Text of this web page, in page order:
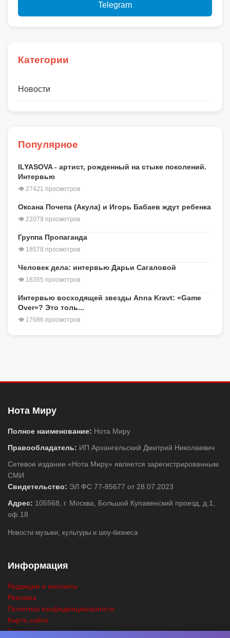
Telegram
Категории
Новости
Популярное
ILYASOVA - артист, рожденный на стыке поколений.
Интервью
👁 27421 просмотров
Оксана Почепа (Акула) и Игорь Бабаев ждут ребенка
👁 22079 просмотров
Группа Пропаганда
👁 18578 просмотров
Человек дела: интервью Дарьи Сагаловой
👁 18355 просмотров
Интервью восходящей звезды Anna Kravt: «Game
Over»? Это толь...
👁 17686 просмотров
Нота Миру
Полное наименование: Нота Миру
Правообладатель: ИП Архангельский Дмитрий Николаевич
Сетевое издание «Нота Миру» является зарегистрированным
СМИ
Свидетельство: ЭЛ ФС 77-85677 от 28.07.2023
Адрес: 105568, г. Москва, Большой Купавенский проезд, д.1,
оф.18
Новости музыки, культуры и шоу-бизнеса
Информация
Редакция и контакты
Реклама
Политика конфиденциальности
Карта сайта
Главная